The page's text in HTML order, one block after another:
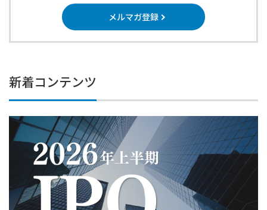
メルマガ登録
新着コンテンツ